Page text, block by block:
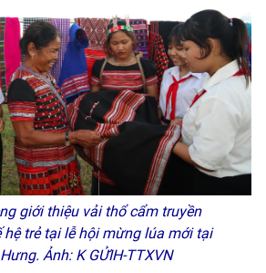
giới thiệu vải thổ cẩm truyền
hệ trẻ tại lễ hội mừng lúa mới tại
Ảnh: K GỬIH-TTXVN